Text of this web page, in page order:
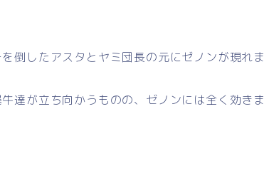
倒したアスタとヤミ団長の元にゼノンが現れま
達が立ち向かうものの、ゼノンには全く効きま